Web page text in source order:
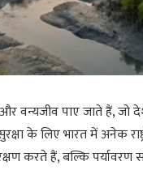
और वन्यजीव पाए जाते हैं, जो
के लिए भारत में अनेक
करते हैं, बल्कि